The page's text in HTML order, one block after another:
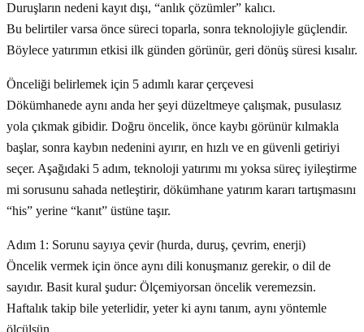
Duruşların nedeni kayıt dışı, “anlık çözümler” kalıcı.
Bu belirtiler varsa önce süreci toparla, sonra teknolojiyle güçlendir.
Böylece yatırımın etkisi ilk günden görünür, geri dönüş süresi kısalır.
Önceliği belirlemek için 5 adımlı karar çerçevesi
Dökümhanede aynı anda her şeyi düzeltmeye çalışmak, pusulasız
yola çıkmak gibidir. Doğru öncelik, önce kaybı görünür kılmakla
başlar, sonra kaybın nedenini ayırır, en hızlı ve en güvenli getiriyi
seçer. Aşağıdaki 5 adım, teknoloji yatırımı mı yoksa süreç iyileştirme
mi sorusunu sahada netleştirir, dökümhane yatırım kararı tartışmasını
“his” yerine “kanıt” üstüne taşır.
Adım 1: Sorunu sayıya çevir (hurda, duruş, çevrim, enerji)
Öncelik vermek için önce aynı dili konuşmanız gerekir, o dil de
sayıdır. Basit kural şudur: Ölçemiyorsan öncelik veremezsin.
Haftalık takip bile yeterlidir, yeter ki aynı tanım, aynı yöntemle
ölçülsün.